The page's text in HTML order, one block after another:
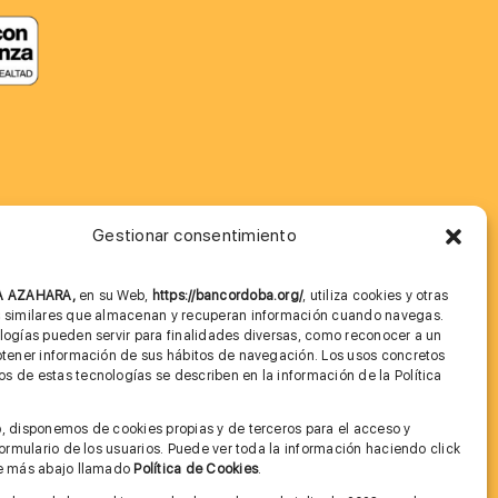
Gestionar consentimiento
AZAHARA, en su Web, https://bancordoba.org/, utiliza cookies y otras
que almacenan y recuperan información cuando navegas.
pueden servir para finalidades diversas, como reconocer a un
información de sus hábitos de navegación. Los usos concretos
de estas tecnologías se describen en la información de la Política
disponemos de cookies propias y de terceros para el acceso y
de los usuarios. Puede ver toda la información haciendo click
más abajo llamado Política de Cookies.
Imagen corporativa
Cita previa FAGA
Condiciones de Uso Web